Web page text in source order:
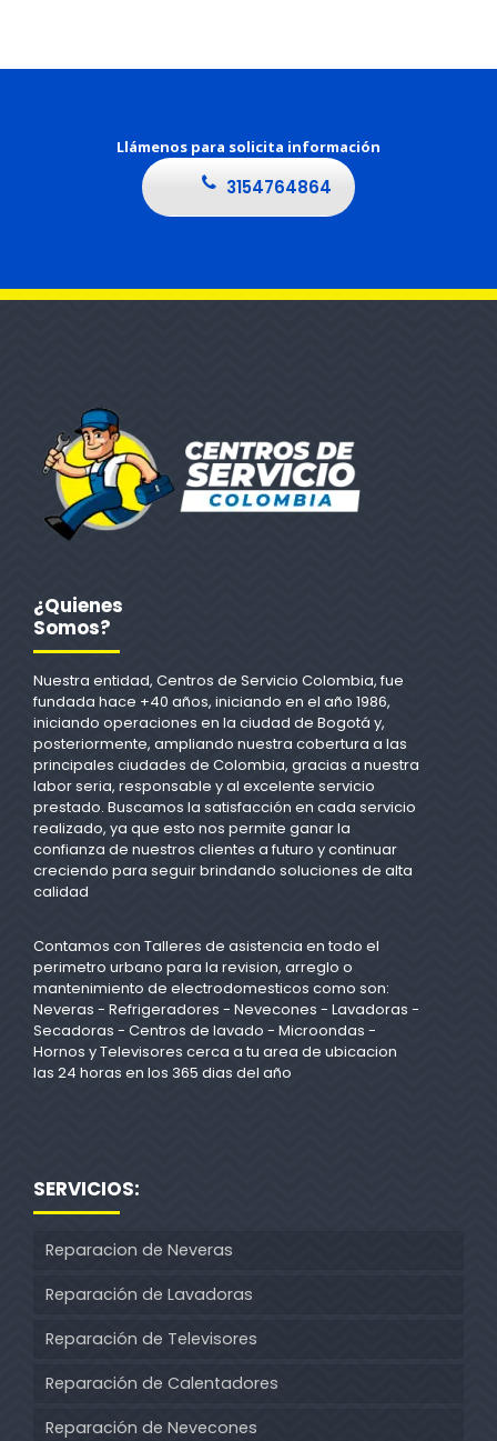
Llámenos para solicita información
3154764864
¿Quienes
Somos?
Nuestra entidad, Centros de Servicio Colombia, fue
fundada hace +40 años, iniciando en el año 1986,
iniciando operaciones en la ciudad de Bogotá y,
posteriormente, ampliando nuestra cobertura a las
principales ciudades de Colombia, gracias a nuestra
labor seria, responsable y al excelente servicio
prestado. Buscamos la satisfacción en cada servicio
realizado, ya que esto nos permite ganar la
confianza de nuestros clientes a futuro y continuar
creciendo para seguir brindando soluciones de alta
calidad
Contamos con Talleres de asistencia en todo el
perimetro urbano para la revision, arreglo o
mantenimiento de electrodomesticos como son:
Neveras - Refrigeradores - Nevecones - Lavadoras -
Secadoras - Centros de lavado - Microondas -
Hornos y Televisores cerca a tu area de ubicacion
las 24 horas en los 365 dias del año
SERVICIOS:
Reparacion de Neveras
Reparación de Lavadoras
Reparación de Televisores
Reparación de Calentadores
Reparación de Nevecones